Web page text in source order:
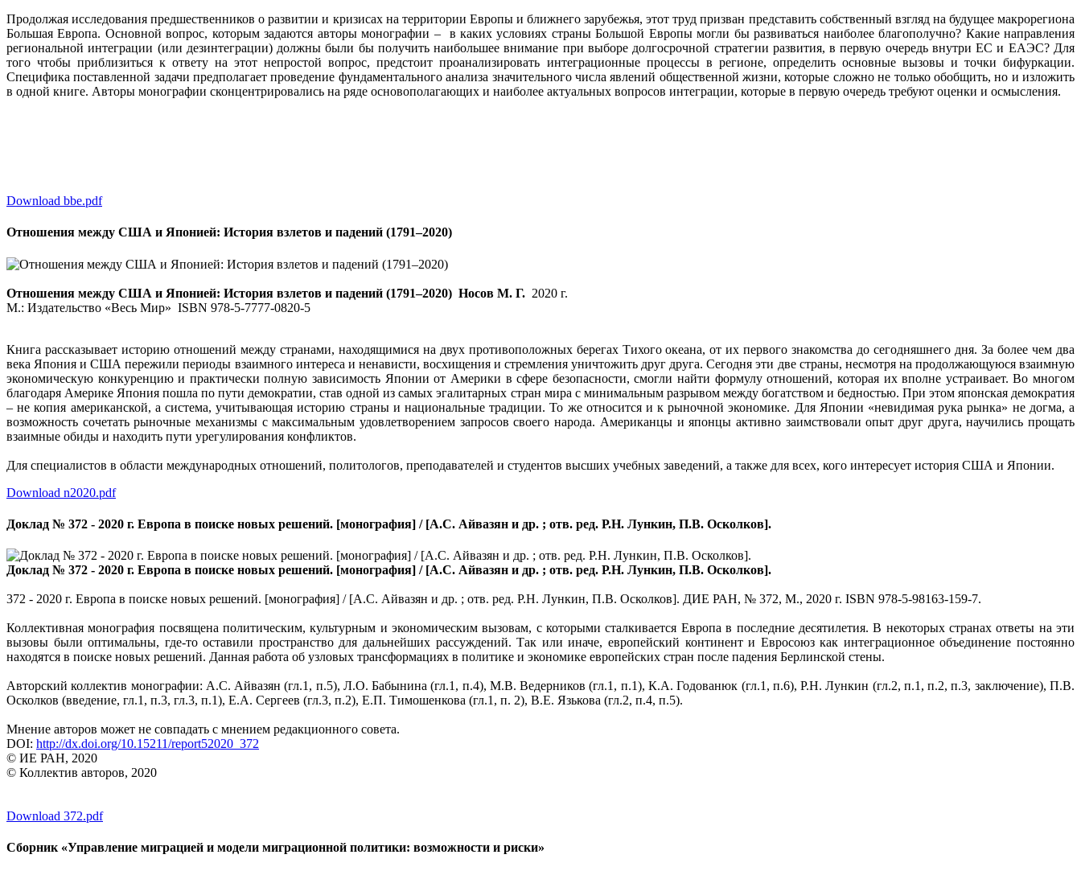
Продолжая исследования предшественников о развитии и кризисах на территории Европы и ближнего зарубежья, этот труд призван представить собственный взгляд на будущее макрорегиона
Большая Европа. Основной вопрос, которым задаются авторы монографии – в каких условиях страны Большой Европы могли бы развиваться наиболее благополучно? Какие направления
региональной интеграции (или дезинтеграции) должны были бы получить наибольшее внимание при выборе долгосрочной стратегии развития, в первую очередь внутри ЕС и ЕАЭС? Для
того чтобы приблизиться к ответу на этот непростой вопрос, предстоит проанализировать интеграционные процессы в регионе, определить основные вызовы и точки бифуркации.
Специфика поставленной задачи предполагает проведение фундаментального анализа значительного числа явлений общественной жизни, которые сложно не только обобщить, но и изложить
в одной книге. Авторы монографии сконцентрировались на ряде основополагающих и наиболее актуальных вопросов интеграции, которые в первую очередь требуют оценки и осмысления.
Download bbe.pdf
Отношения между США и Японией: История взлетов и падений (1791–2020)
Отношения между США и Японией: История взлетов и падений (1791–2020) Носов М. Г. 2020 г.
М.: Издательство «Весь Мир» ISBN 978-5-7777-0820-5
Книга рассказывает историю отношений между странами, находящимися на двух противоположных берегах Тихого океана, от их первого знакомства до сегодняшнего дня. За более чем два
века Япония и США пережили периоды взаимного интереса и ненависти, восхищения и стремления уничтожить друг друга. Сегодня эти две страны, несмотря на продолжающуюся взаимную
экономическую конкуренцию и практически полную зависимость Японии от Америки в сфере безопасности, смогли найти формулу отношений, которая их вполне устраивает. Во многом
благодаря Америке Япония пошла по пути демократии, став одной из самых эгалитарных стран мира с минимальным разрывом между богатством и бедностью. При этом японская демократия
– не копия американской, а система, учитывающая историю страны и национальные традиции. То же относится и к рыночной экономике. Для Японии «невидимая рука рынка» не догма, а
возможность сочетать рыночные механизмы с максимальным удовлетворением запросов своего народа. Американцы и японцы активно заимствовали опыт друг друга, научились прощать
взаимные обиды и находить пути урегулирования конфликтов.
Для специалистов в области международных отношений, политологов, преподавателей и студентов высших учебных заведений, а также для всех, кого интересует история США и Японии.
Download n2020.pdf
Доклад № 372 - 2020 г. Европа в поиске новых решений. [монография] / [А.С. Айвазян и др. ; отв. ред. Р.Н. Лункин, П.В. Осколков].
Доклад № 372 - 2020 г. Европа в поиске новых решений. [монография] / [А.С. Айвазян и др. ; отв. ред. Р.Н. Лункин, П.В. Осколков].
372 - 2020 г. Европа в поиске новых решений. [монография] / [А.С. Айвазян и др. ; отв. ред. Р.Н. Лункин, П.В. Осколков]. ДИЕ РАН, № 372, М., 2020 г. ISBN 978-5-98163-159-7.
Коллективная монография посвящена политическим, культурным и экономическим вызовам, с которыми сталкивается Европа в последние десятилетия. В некоторых странах ответы на эти
вызовы были оптимальны, где-то оставили пространство для дальнейших рассуждений. Так или иначе, европейский континент и Евросоюз как интеграционное объединение постоянно
находятся в поиске новых решений. Данная работа об узловых трансформациях в политике и экономике европейских стран после падения Берлинской стены.
Авторский коллектив монографии: А.С. Айвазян (гл.1, п.5), Л.О. Бабынина (гл.1, п.4), М.В. Ведерников (гл.1, п.1), К.А. Годованюк (гл.1, п.6), Р.Н. Лункин (гл.2, п.1, п.2, п.3, заключение), П.В.
Осколков (введение, гл.1, п.3, гл.3, п.1), Е.А. Сергеев (гл.3, п.2), Е.П. Тимошенкова (гл.1, п. 2), В.Е. Язькова (гл.2, п.4, п.5).
Мнение авторов может не совпадать с мнением редакционного совета.
DOI: http://dx.doi.org/10.15211/report52020_372
© ИЕ РАН, 2020
© Коллектив авторов, 2020
Download 372.pdf
Сборник «Управление миграцией и модели миграционной политики: возможности и риски»